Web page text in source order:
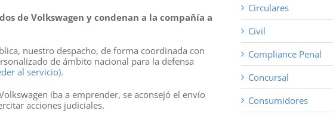
de Volkswagen y condenan a la compañía a
nuestro despacho, de forma coordinada con
de ámbito nacional para la defensa
al servicio).
iba a emprender, se aconsejó el envío
acciones judiciales.
Circulares
Civil
Compliance Penal
Concursal
Consumidores